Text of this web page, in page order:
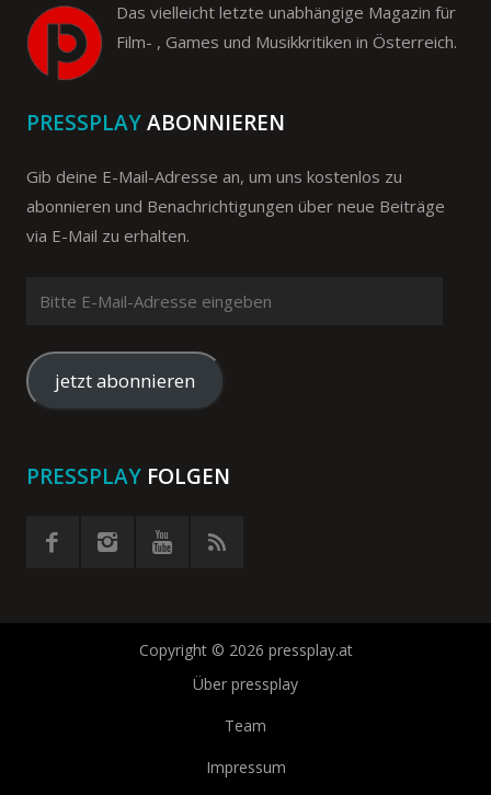
Das vielleicht letzte unabhängige Magazin für
Film- , Games und Musikkritiken in Österreich.
PRESSPLAYABONNIEREN
Gib deine E-Mail-Adresse an, um uns kostenlos zu
abonnieren und Benachrichtigungen über neue Beiträge
via E-Mail zu erhalten.
Mail-
Adresse
eingeben
jetzt abonnieren
PRESSPLAY FOLGEN
Copyright © 2026 pressplay.at
Über pressplay
Team
Impressum